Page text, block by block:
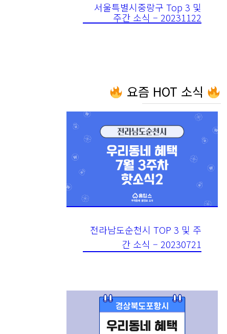
서울특별시중랑구 Top 3 및
주간 소식 – 20231122
요즘 HOT 소식
전라남도순천시 TOP 3 및 주
간 소식 – 20230721